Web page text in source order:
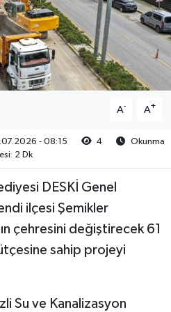
A- A+
- 08:15 4
Okunma
2 Dk
DESKİ Genel
ilçesi Şemikler
çehresini değiştirecek 61
sahip projeyi
Su ve Kanalizasyon